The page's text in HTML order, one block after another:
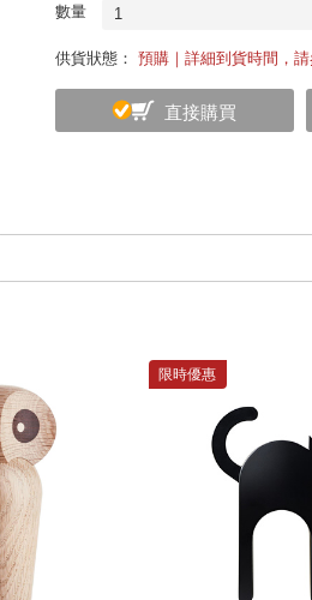
數量 1
供貨狀態： 預購｜詳細到貨時間，
直接購買
限時優惠